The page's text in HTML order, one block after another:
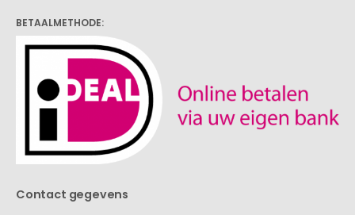
BETAALMETHODE:
Contact gegevens